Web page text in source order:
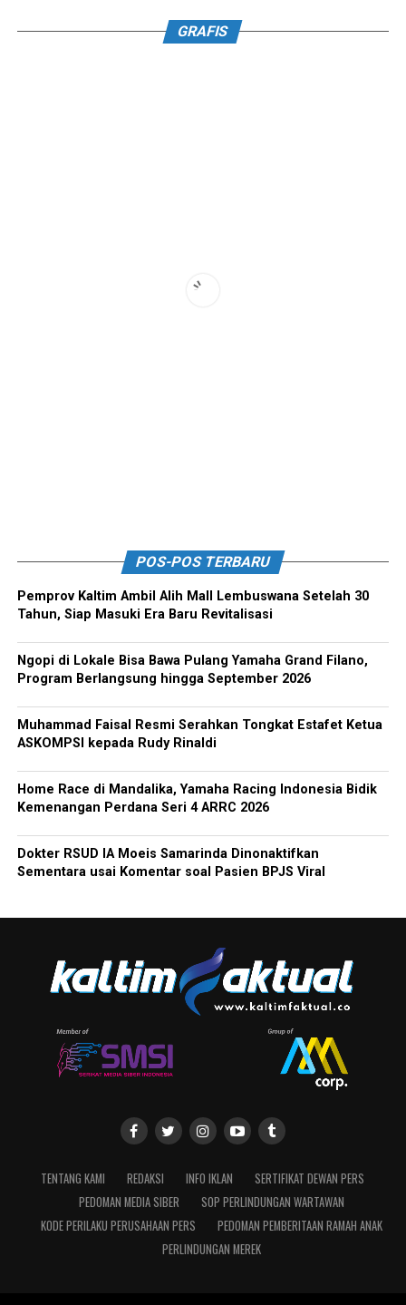
GRAFIS
POS-POS TERBARU
Pemprov Kaltim Ambil Alih Mall Lembuswana Setelah 30
Tahun, Siap Masuki Era Baru Revitalisasi
Ngopi di Lokale Bisa Bawa Pulang Yamaha Grand Filano,
Program Berlangsung hingga September 2026
Muhammad Faisal Resmi Serahkan Tongkat Estafet Ketua
ASKOMPSI kepada Rudy Rinaldi
Home Race di Mandalika, Yamaha Racing Indonesia Bidik
Kemenangan Perdana Seri 4 ARRC 2026
Dokter RSUD IA Moeis Samarinda Dinonaktifkan
Sementara usai Komentar soal Pasien BPJS Viral
TENTANG KAMI REDAKSI INFO IKLAN
SERTIFIKAT DEWAN PERS
PEDOMAN MEDIA SIBER
SOP PERLINDUNGAN WARTAWAN
KODE PERILAKU PERUSAHAAN PERS
PEDOMAN PEMBERITAAN RAMAH ANAK
PERLINDUNGAN MEREK